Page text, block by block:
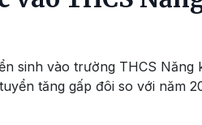
sinh vào trường THCS Năng
tăng gấp đôi so với năm